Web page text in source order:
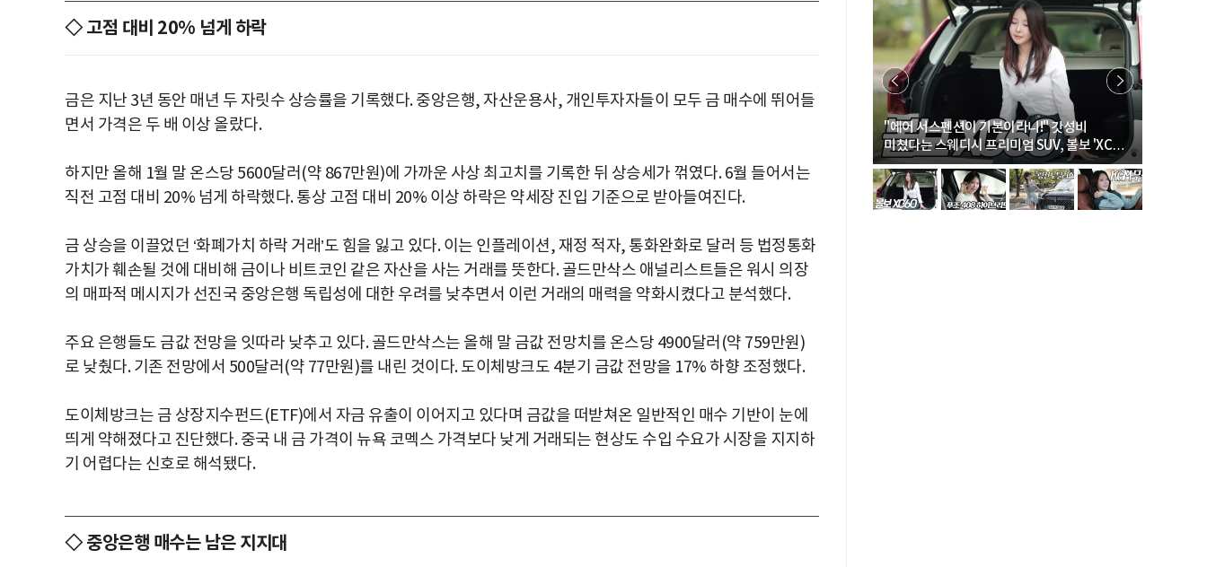
◇ 고점 대비 20% 넘게 하락
금은 지난 3년 동안 매년 두 자릿수 상승률을 기록했다. 중앙은행, 자산운용사, 개인투자자들이 모두 금 매수에 뛰어들
면서 가격은 두 배 이상 올랐다.
하지만 올해 1월 말 온스당 5600달러(약 867만원)에 가까운 사상 최고치를 기록한 뒤 상승세가 꺾였다. 6월 들어서는
직전 고점 대비 20% 넘게 하락했다. 통상 고점 대비 20% 이상 하락은 약세장 진입 기준으로 받아들여진다.
금 상승을 이끌었던 ‘화폐가치 하락 거래’도 힘을 잃고 있다. 이는 인플레이션, 재정 적자, 통화완화로 달러 등 법정통화
가치가 훼손될 것에 대비해 금이나 비트코인 같은 자산을 사는 거래를 뜻한다. 골드만삭스 애널리스트들은 워시 의장
의 매파적 메시지가 선진국 중앙은행 독립성에 대한 우려를 낮추면서 이런 거래의 매력을 약화시켰다고 분석했다.
주요 은행들도 금값 전망을 잇따라 낮추고 있다. 골드만삭스는 올해 말 금값 전망치를 온스당 4900달러(약 759만원)
로 낮췄다. 기존 전망에서 500달러(약 77만원)를 내린 것이다. 도이체방크도 4분기 금값 전망을 17% 하향 조정했다.
도이체방크는 금 상장지수펀드(ETF)에서 자금 유출이 이어지고 있다며 금값을 떠받쳐온 일반적인 매수 기반이 눈에
띄게 약해졌다고 진단했다. 중국 내 금 가격이 뉴욕 코멕스 가격보다 낮게 거래되는 현상도 수입 수요가 시장을 지지하
기 어렵다는 신호로 해석됐다.
◇ 중앙은행 매수는 남은 지지대
"에어 서스펜션이 기본이라니!" 갓성비
미쳤다는 스웨디시 프리미엄 SUV, 볼보 'XC60
B5 울트라'